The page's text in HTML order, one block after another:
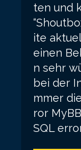
ten und
ite
einen
n sehr
bei der
mmer
ror
SQL